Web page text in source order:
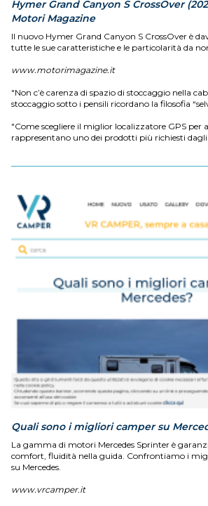
Hymer Grand Canyon S CrossOver
Motori Magazine
Il nuovo Hymer Grand Canyon S CrossOver è
tutte le sue caratteristiche e le particolarità da
www.motorimagazine.it
"Non c’è carenza di spazio di stoccaggio nella
stoccaggio sotto i pensili ricordano la filosofia
"Come scegliere il miglior localizzatore GPS per
rappresentano uno dei prodotti più richiesti
Quali sono i migliori camper su
La gamma di motori Mercedes Sprinter è
comfort, fluidità nella guida. Confrontiamo i
su Mercedes.
www.vrcamper.it